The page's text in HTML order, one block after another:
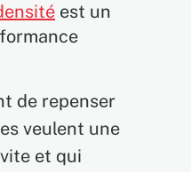
est un
de repenser
veulent une
et qui